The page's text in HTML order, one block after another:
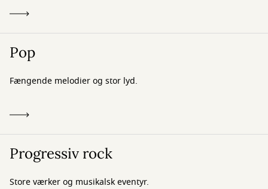
Pop
Fængende melodier og stor lyd.
Progressiv rock
Store værker og musikalsk eventyr.